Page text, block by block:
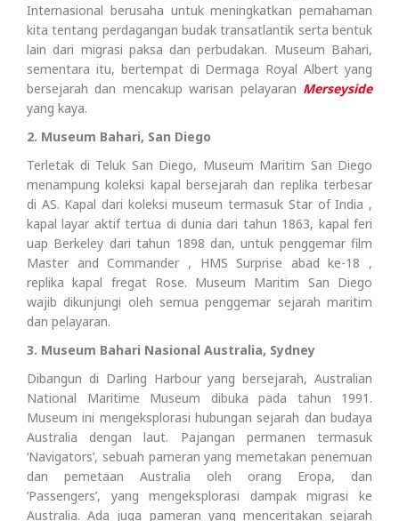
Internasional berusaha untuk meningkatkan pemahaman
kita tentang perdagangan budak transatlantik serta bentuk
lain dari migrasi paksa dan perbudakan. Museum Bahari,
sementara itu, bertempat di Dermaga Royal Albert yang
bersejarah dan mencakup warisan pelayaran Merseyside
yang kaya.
2. Museum Bahari, San Diego
Terletak di Teluk San Diego, Museum Maritim San Diego
menampung koleksi kapal bersejarah dan replika terbesar
di AS. Kapal dari koleksi museum termasuk Star of India ,
kapal layar aktif tertua di dunia dari tahun 1863, kapal feri
uap Berkeley dari tahun 1898 dan, untuk penggemar film
Master and Commander , HMS Surprise abad ke-18 ,
replika kapal fregat Rose. Museum Maritim San Diego
wajib dikunjungi oleh semua penggemar sejarah maritim
dan pelayaran.
3. Museum Bahari Nasional Australia, Sydney
Dibangun di Darling Harbour yang bersejarah, Australian
National Maritime Museum dibuka pada tahun 1991.
Museum ini mengeksplorasi hubungan sejarah dan budaya
Australia dengan laut. Pajangan permanen termasuk
‘Navigators’, sebuah pameran yang memetakan penemuan
dan pemetaan Australia oleh orang Eropa, dan
‘Passengers’, yang mengeksplorasi dampak migrasi ke
Australia. Ada juga pameran yang menceritakan sejarah